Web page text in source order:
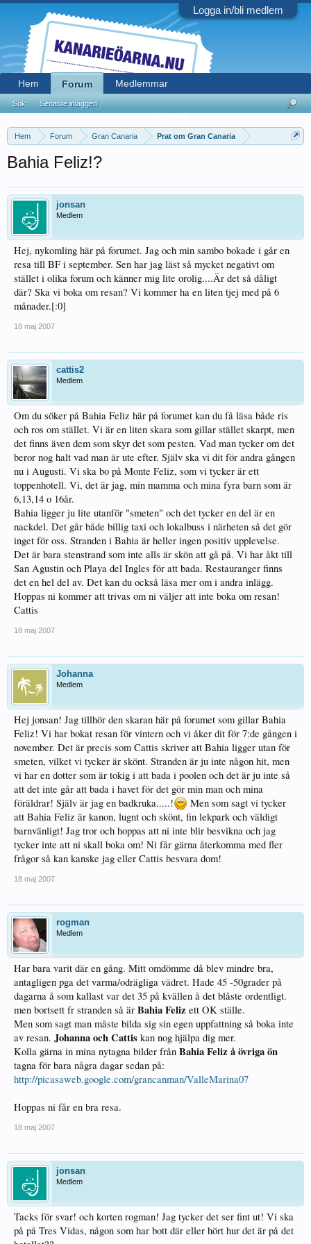
Logga in/bli medlem
Hem Forum Gran Canaria Prat om Gran Canaria
Bahia Feliz!?
jonsan
Medlem
Hej, nykomling här på forumet. Jag och min sambo bokade i går en
resa till BF i september. Sen har jag läst så mycket negativt om
stället i olika forum och känner mig lite orolig....Är det så dåligt
där? Ska vi boka om resan? Vi kommer ha en liten tjej med på 6
månader.[:0]
18 maj 2007
cattis2
Medlem
Om du söker på Bahia Feliz här på forumet kan du få läsa både ris
och ros om stället. Vi är en liten skara som gillar stället skarpt, men
det finns även dem som skyr det som pesten. Vad man tycker om det
beror nog halt vad man är ute efter. Själv ska vi dit för andra gången
nu i Augusti. Vi ska bo på Monte Feliz, som vi tycker är ett
toppenhotell. Vi, det är jag, min mamma och mina fyra barn som är
6,13,14 o 16år.
Bahia ligger ju lite utanför "smeten" och det tycker en del är en
nackdel. Det går både billig taxi och lokalbuss i närheten så det gör
inget för oss. Stranden i Bahia är heller ingen positiv upplevelse.
Det är bara stenstrand som inte alls är skön att gå på. Vi har åkt till
San Agustin och Playa del Ingles för att bada. Restauranger finns
det en hel del av. Det kan du också läsa mer om i andra inlägg.
Hoppas ni kommer att trivas om ni väljer att inte boka om resan!
Cattis
18 maj 2007
Johanna
Medlem
Hej jonsan! Jag tillhör den skaran här på forumet som gillar Bahia
Feliz! Vi har bokat resan för vintern och vi åker dit för 7:de gången i
november. Det är precis som Cattis skriver att Bahia ligger utan för
smeten, vilket vi tycker är skönt. Stranden är ju inte någon hit, men
vi har en dotter som är tokig i att bada i poolen och det är ju inte så
att det inte går att bada i havet för det gör min man och mina
föräldrar! Själv är jag en badkruka.....!
Men som sagt vi tycker
att Bahia Feliz är kanon, lugnt och skönt, fin lekpark och väldigt
barnvänligt! Jag tror och hoppas att ni inte blir besvikna och jag
tycker inte att ni skall boka om! Ni får gärna återkomma med fler
frågor så kan kanske jag eller Cattis besvara dom!
18 maj 2007
rogman
Medlem
Har bara varit där en gång. Mitt omdömme då blev mindre bra,
antagligen pga det varma/odrägliga vädret. Hade 45 -50grader på
dagarna å som kallast var det 35 på kvällen å det blåste ordentligt.
men bortsett fr stranden så är Bahia Feliz ett OK ställe.
Men som sagt man måste bilda sig sin egen uppfattning så boka inte
av resan. Johanna och Cattis kan nog hjälpa dig mer.
Kolla gärna in mina nytagna bilder från Bahia Feliz å övriga ön
tagna för bara några dagar sedan på:
http://picasaweb.google.com/grancanman/ValleMarina07
Hoppas ni får en bra resa.
18 maj 2007
jonsan
Medlem
Tacks för svar! och korten rogman! Jag tycker det ser fint ut! Vi ska
på på Tres Vidas, någon som har bott där eller hört hur det är på det
Hem Forum
Sök Senaste inläggen
Medlemmar